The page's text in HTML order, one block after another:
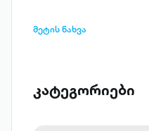
მეტის ნახვა
კატეგორიები